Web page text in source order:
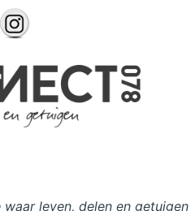
leven, delen en getuigen